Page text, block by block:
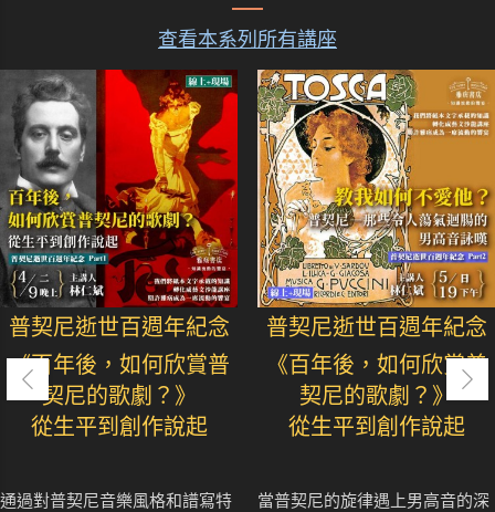
查看本系列所有講座
普契尼逝世百週年紀念
《百年後，如何欣賞普
契尼的歌劇？》
從生平到創作說起
通過對普契尼音樂風格和譜寫特
普契尼逝世百週年紀念
《百年後，如何欣賞普
契尼的歌劇？》
從生平到創作說起
當普契尼的旋律遇上男高音的深